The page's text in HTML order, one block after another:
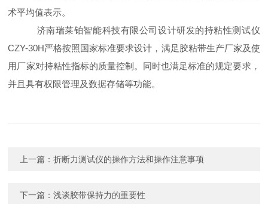
术平均值表示。
济南瑞莱铂智能科技有限公司设计研发的持粘性测试仪
CZY-30H严格按照国家标准要求设计，满足胶粘带生产厂家及使
用厂家对持粘性指标的质量控制。同时也满足标准的规定要求，
并且具有权限管理及数据存储等功能。
上一篇：折断力测试仪的操作方法和操作注意事项
下一篇：浅谈胶带保持力的重要性